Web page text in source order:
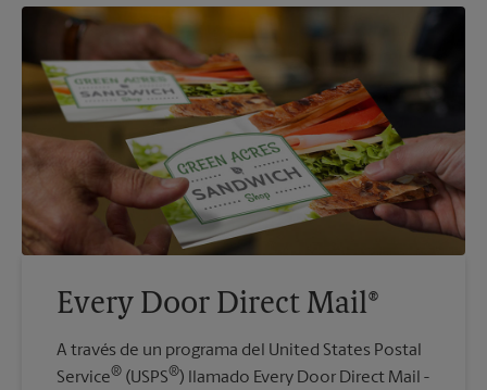
Every Door Direct Mail®
A través de un programa del United States Postal
Service® (USPS®) llamado Every Door Direct Mail -